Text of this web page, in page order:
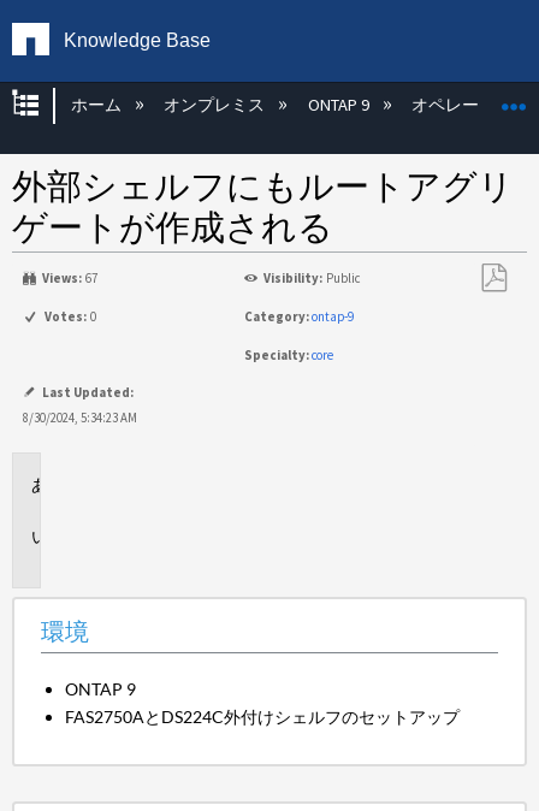
Knowledge Base
グローバル階層を展開/折りたたむ
ホーム オンプレミス ONTAP 9 オペレーティン
外部シェルフにもルートアグリ
ゲートが作成される
Views: 67 Visibility: Public
Votes: 0 Category:ontap-9
Specialty:core
Last Updated:
8/30/2024, 5:34:23 AM
環境
ONTAP 9
FAS2750AとDS224C外付けシェルフのセットアップ